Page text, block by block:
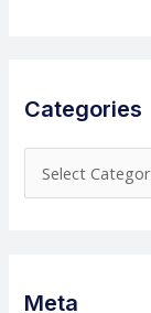
Categories
a
Meta